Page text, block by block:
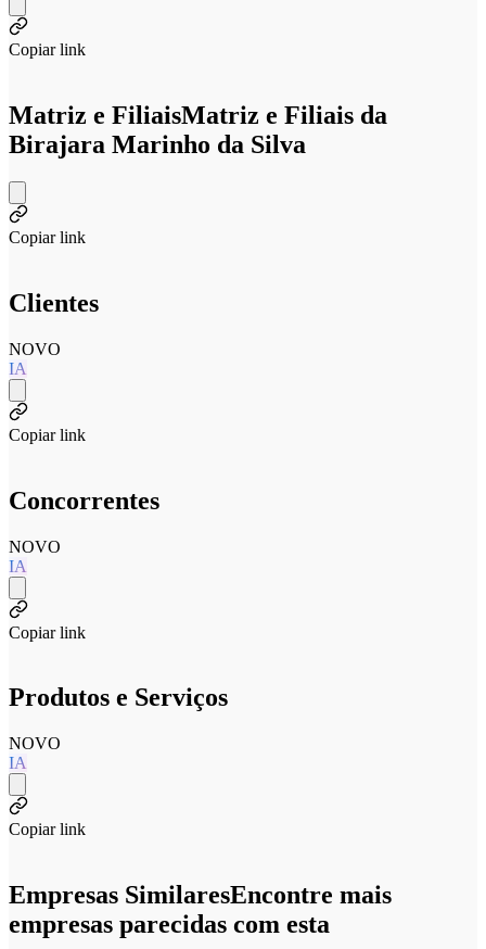
Copiar link
Matriz e FiliaisMatriz e Filiais da
Birajara Marinho da Silva
Copiar link
Clientes
NOVO
IA
Copiar link
Concorrentes
NOVO
IA
Copiar link
Produtos e Serviços
NOVO
IA
Copiar link
Empresas SimilaresEncontre mais
empresas parecidas com esta